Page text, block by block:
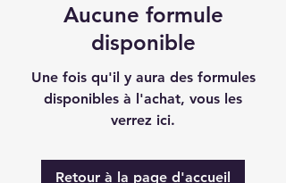
Aucune formule
disponible
Une fois qu'il y aura des formules
disponibles à l'achat, vous les
verrez ici.
Retour à la page d'accueil